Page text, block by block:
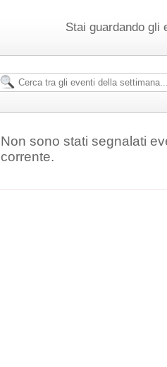
Stai guardando gli
Non sono stati segnalati
corrente.